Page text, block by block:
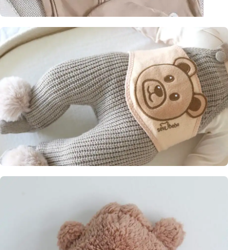
Nehodajuća
obuća
nogice tokom
hladnih dana.
Pogledaj ovde